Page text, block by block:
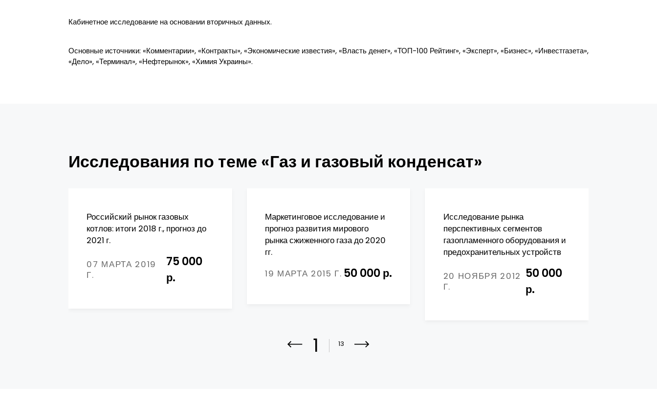
Кабинетное исследование на основании вторичных данных.
Основные источники: «Комментарии», «Контракты», «Экономические известия», «Власть денег», «ТОП-100 Рейтинг», «Эксперт», «Бизнес», «Инвестгазета»,
«Дело», «Терминал», «Нефтерынок», «Химия Украины».
Исследования по теме «Газ и газовый конденсат»
Российский рынок газовых
котлов: итоги 2018 г., прогноз до
2021 г.
07 МАРТА 2019
Г.
75 000
р.
Маркетинговое исследование и
прогноз развития мирового
рынка сжиженного газа до 2020
гг.
19 МАРТА 2015 Г. 50 000 р.
Исследование рынка
перспективных сегментов
газопламенного оборудования и
предохранительных устройств
20 НОЯБРЯ 2012
Г.
50 000
р.
1 13